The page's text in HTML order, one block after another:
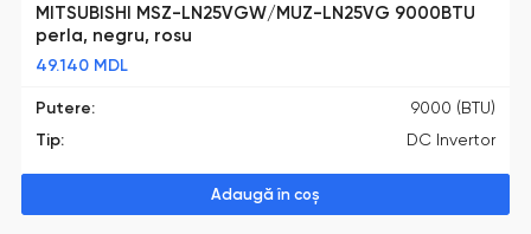
MITSUBISHI MSZ-LN25VGW/MUZ-LN25VG 9000BTU
perla, negru, rosu
49.140 MDL
Putere:
9000 (BTU)
Tip: DC Invertor
Adaugă în coș